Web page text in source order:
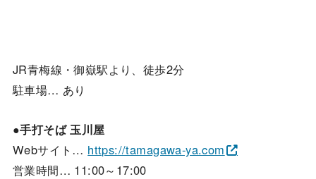
JR青梅線・御嶽駅より、徒歩2分
駐車場… あり
●手打そば 玉川屋
Webサイト… https://tamagawa-ya.com
営業時間… 11:00～17:00